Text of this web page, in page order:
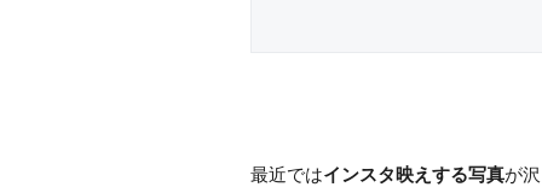
最近ではインスタ映えする写真が